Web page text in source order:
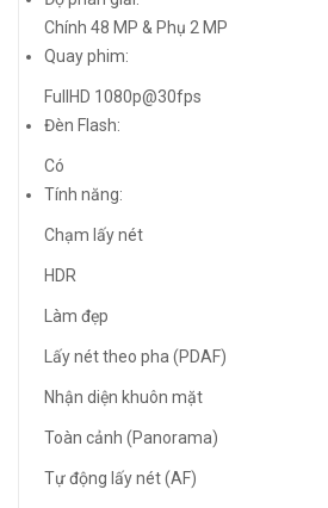
Chính 48 MP & Phụ 2 MP
Quay phim:
FullHD 1080p@30fps
Đèn Flash:
Có
Tính năng:
Chạm lấy nét
HDR
Làm đẹp
Lấy nét theo pha (PDAF)
Nhận diện khuôn mặt
Toàn cảnh (Panorama)
Tự động lấy nét (AF)